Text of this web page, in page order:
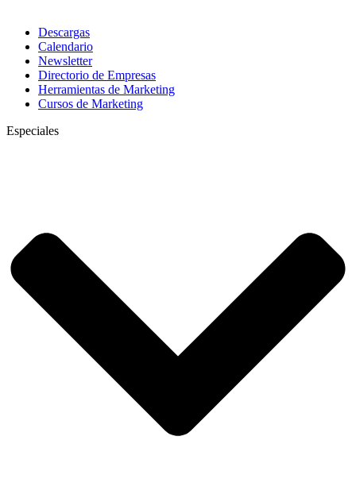
Descargas
Calendario
Newsletter
Directorio de Empresas
Herramientas de Marketing
Cursos de Marketing
Especiales